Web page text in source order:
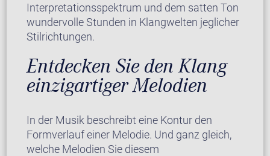
Interpretationsspektrum und dem satten Ton
wundervolle Stunden in Klangwelten jeglicher
Stilrichtungen.
Entdecken Sie den Klang
einzigartiger Melodien
In der Musik beschreibt eine Kontur den
Formverlauf einer Melodie. Und ganz gleich,
welche Melodien Sie diesem